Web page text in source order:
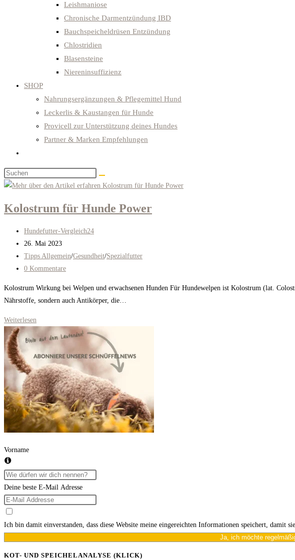
Leishmaniose
Chronische Darmentzündung IBD
Bauchspeicheldrüsen Entzündung
Chlostridien
Blasensteine
Niereninsuffizienz
SHOP
Nahrungsergänzungen & Pflegemittel Hund
Leckerlis & Kaustangen für Hunde
Provicell zur Unterstützung deines Hundes
Partner & Marken Empfehlungen
umschalten
Diese
Website
Kolostrum für Hunde Power
Beitrags-
Autor:
Hundefutter-Vergleich24
Beitrag
veröffentlicht:
26. Mai 2023
Beitrags-
Kategorie:
Tipps Allgemein/Gesundheit/Spezialfutter
Beitrags-
0 Kommentare
Kolostrum Wirkung bei Welpen und erwachsenen Hunden Für Hundewelpen ist Kolostrum (lat.
Nährstoffe, sondern auch Antikörper, die…
Weiterlesen
für
Hunde
Power
Vorname
Deine beste E-Mail Adresse
Ich bin damit einverstanden, dass diese Website meine eingereichten Informationen speichert, damit
Ja, ich möchte
KOT- UND SPEICHELANALYSE (KLICK)